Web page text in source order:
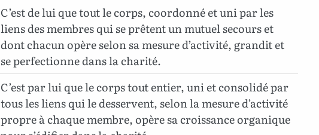
C’est de lui que tout le corps, coordonné et uni par les
liens des membres qui se prêtent un mutuel secours et
dont chacun opère selon sa mesure d’activité, grandit et
se perfectionne dans la charité.
C’est par lui que le corps tout entier, uni et consolidé par
tous les liens qui le desservent, selon la mesure d’activité
propre à chaque membre, opère sa croissance organique